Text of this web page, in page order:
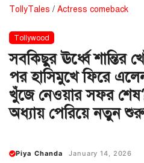
TollyTales / Actress comeback
Tollywood
সবকিছুর ঊর্ধ্বে শান্তির
পর হাসিমুখে ফিরে
খুঁজে নেওয়ার সফর শেষ?
অধ্যায় পেরিয়ে নতুন
Piya Chanda January 14, 2026